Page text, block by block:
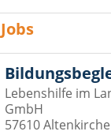
Jobs
Lebenshilfe im
GmbH
57610